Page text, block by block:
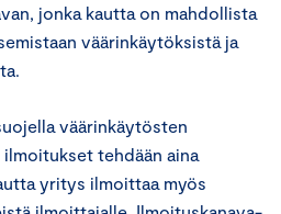
jonka kautta on mahdollista
väärinkäytöksistä ja
väärinkäytösten
tehdään aina
yritys ilmoittaa myös